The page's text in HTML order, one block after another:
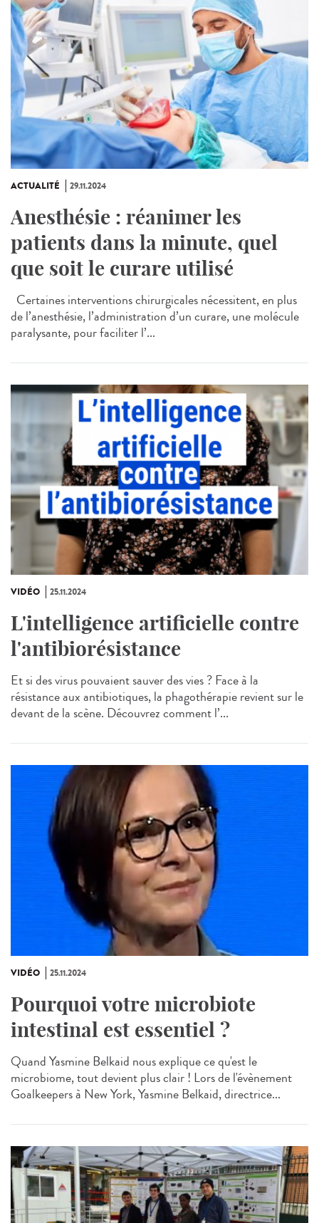
ACTUALITÉ 29.11.2024
Anesthésie : réanimer les
patients dans la minute, quel
que soit le curare utilisé
Certaines interventions chirurgicales nécessitent, en plus
de l’anesthésie, l’administration d’un curare, une molécule
paralysante, pour faciliter l’...
VIDÉO 25.11.2024
L'intelligence artificielle contre
l'antibiorésistance
Et si des virus pouvaient sauver des vies ? Face à la
résistance aux antibiotiques, la phagothérapie revient sur le
devant de la scène. Découvrez comment l’...
VIDÉO 25.11.2024
Pourquoi votre microbiote
intestinal est essentiel ?
Quand Yasmine Belkaid nous explique ce qu'est le
microbiome, tout devient plus clair ! Lors de l'évènement
Goalkeepers à New York, Yasmine Belkaid, directrice...